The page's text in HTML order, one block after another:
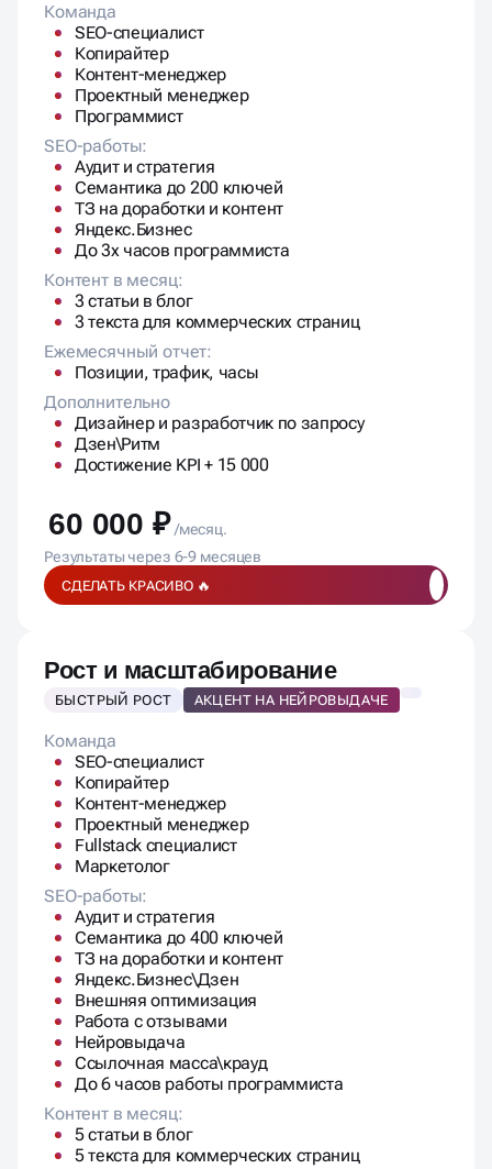
Команда
SEO-специалист
Копирайтер
Контент-менеджер
Проектный менеджер
Программист
SEO-работы:
Аудит и стратегия
Семантика до 200 ключей
ТЗ на доработки и контент
Яндекс.Бизнес
До 3х часов программиста
Контент в месяц:
3 статьи в блог
3 текста для коммерческих страниц
Ежемесячный отчет:
Позиции, трафик, часы
Дополнительно
Дизайнер и разработчик по запросу
Дзен\Ритм
Достижение KPI + 15 000
60 000 ₽ /месяц.
Результаты через 6-9 месяцев
СДЕЛАТЬ КРАСИВО 🔥
Рост и масштабирование
БЫСТРЫЙ РОСТ АКЦЕНТ НА НЕЙРОВЫДАЧЕ
Команда
SEO-специалист
Копирайтер
Контент-менеджер
Проектный менеджер
Fullstack специалист
Маркетолог
SEO-работы:
Аудит и стратегия
Семантика до 400 ключей
ТЗ на доработки и контент
Яндекс.Бизнес\Дзен
Внешняя оптимизация
Работа с отзывами
Нейровыдача
Ссылочная масса\крауд
До 6 часов работы программиста
Контент в месяц:
5 статьи в блог
5 текста для коммерческих страниц